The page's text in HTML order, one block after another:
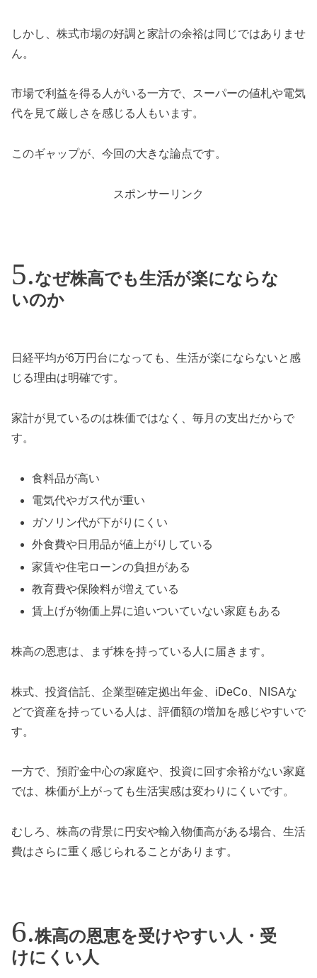
しかし、株式市場の好調と家計の余裕は同じではありませ
ん。
市場で利益を得る人がいる一方で、スーパーの値札や電気
代を見て厳しさを感じる人もいます。
このギャップが、今回の大きな論点です。
スポンサーリンク
なぜ株高でも生活が楽にならな
いのか
日経平均が6万円台になっても、生活が楽にならないと感
じる理由は明確です。
家計が見ているのは株価ではなく、毎月の支出だからで
す。
食料品が高い
電気代やガス代が重い
ガソリン代が下がりにくい
外食費や日用品が値上がりしている
家賃や住宅ローンの負担がある
教育費や保険料が増えている
賃上げが物価上昇に追いついていない家庭もある
株高の恩恵は、まず株を持っている人に届きます。
株式、投資信託、企業型確定拠出年金、iDeCo、NISAな
どで資産を持っている人は、評価額の増加を感じやすいで
す。
一方で、預貯金中心の家庭や、投資に回す余裕がない家庭
では、株価が上がっても生活実感は変わりにくいです。
むしろ、株高の背景に円安や輸入物価高がある場合、生活
費はさらに重く感じられることがあります。
株高の恩恵を受けやすい人・受
けにくい人